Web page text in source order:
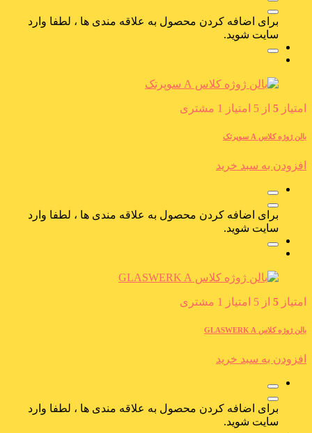
برای اضافه کردن محصول به علاقه مندی ها ، لطفا وارد
سایت شوید.
امتیاز 5 از 5 امتیاز 1 مشتری
بالن ژوژه کلاس A سوپرتک
افزودن به سبد خرید
برای اضافه کردن محصول به علاقه مندی ها ، لطفا وارد
سایت شوید.
امتیاز 5 از 5 امتیاز 1 مشتری
بالن ژوژه کلاس GLASWERK A
افزودن به سبد خرید
برای اضافه کردن محصول به علاقه مندی ها ، لطفا وارد
سایت شوید.